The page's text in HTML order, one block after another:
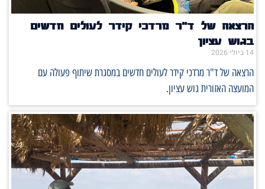
הרצאה של ד"ר מרדכי קידר לעולים חדשים
בגוש עציון
14 ביולי 2026
הרצאה של ד"ר מרדכי קידר לעולים חדשים במסגרת שיתוף פעולה עם
המועצה האזורית גוש עציון.